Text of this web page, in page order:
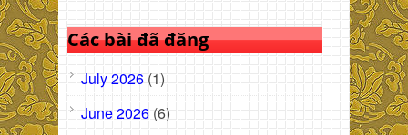
Các bài đã đăng
July 2026 (1)
June 2026 (6)